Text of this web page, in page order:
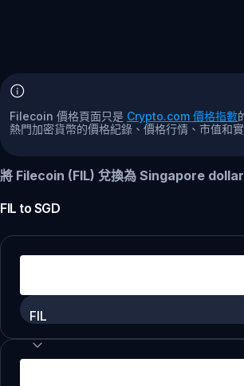
Filecoin 價格頁面只是 Crypto.com 價格指數
熱門加密貨幣的價格紀錄、價格行情、市值和實
將 Filecoin (FIL) 兌換為 Singapore
FIL to SGD
FIL